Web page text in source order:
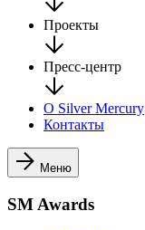
Проекты
Пресс-центр
О Silver Mercury
Контакты
Меню
SM Awards